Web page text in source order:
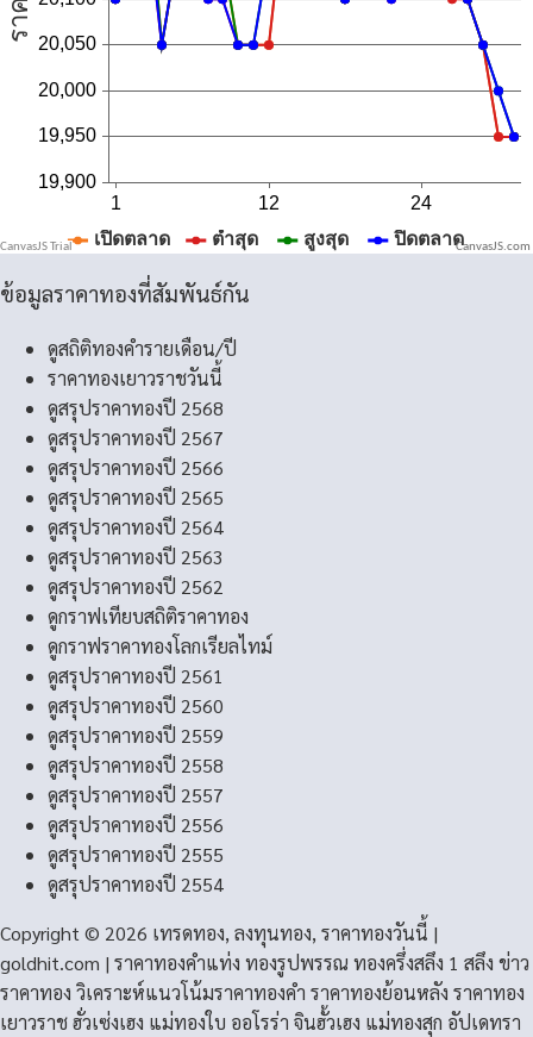
CanvasJS.com
ข้อมูลราคาทองที่สัมพันธ์กัน
ดูสถิติทองคำรายเดือน/ปี
ราคาทองเยาวราชวันนี้
ดูสรุปราคาทองปี 2568
ดูสรุปราคาทองปี 2567
ดูสรุปราคาทองปี 2566
ดูสรุปราคาทองปี 2565
ดูสรุปราคาทองปี 2564
ดูสรุปราคาทองปี 2563
ดูสรุปราคาทองปี 2562
ดูกราฟเทียบสถิติราคาทอง
ดูกราฟราคาทองโลกเรียลไทม์
ดูสรุปราคาทองปี 2561
ดูสรุปราคาทองปี 2560
ดูสรุปราคาทองปี 2559
ดูสรุปราคาทองปี 2558
ดูสรุปราคาทองปี 2557
ดูสรุปราคาทองปี 2556
ดูสรุปราคาทองปี 2555
ดูสรุปราคาทองปี 2554
Copyright © 2026 เทรดทอง, ลงทุนทอง, ราคาทองวันนี้ |
goldhit.com | ราคาทองคําแท่ง ทองรูปพรรณ ทองครึ่งสลึง 1 สลึง ข่าว
ราคาทอง วิเคราะห์แนวโน้มราคาทองคํา ราคาทองย้อนหลัง ราคาทอง
เยาวราช ฮั่วเซ่งเฮง แม่ทองใบ ออโรร่า จินฮั้วเฮง แม่ทองสุก อัปเดทรา